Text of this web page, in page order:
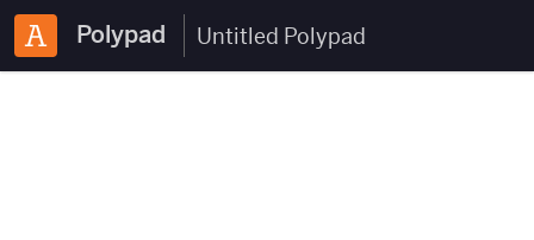
Polypad